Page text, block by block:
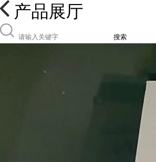
产品展厅
搜索